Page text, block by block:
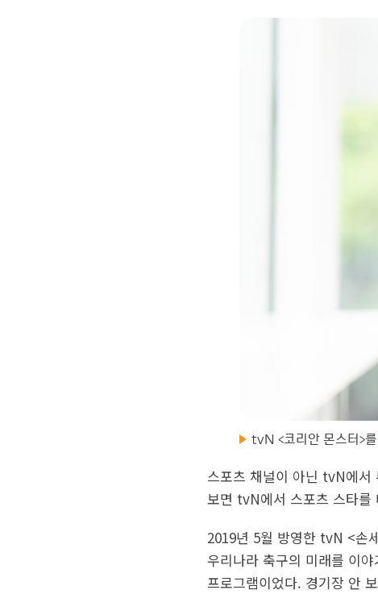
tvN <코리안 몬스터>
스포츠 채널이 아닌 tvN에서
보면 tvN에서 스포츠 스타를
2019년 5월 방영한 tvN <손
우리나라 축구의 미래를 이
프로그램이었다. 경기장 안